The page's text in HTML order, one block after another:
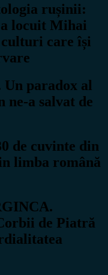
rușinii:
a locuit Mihai
care își
paradox al
a salvat de
de cuvinte din
limba română
de Piatră